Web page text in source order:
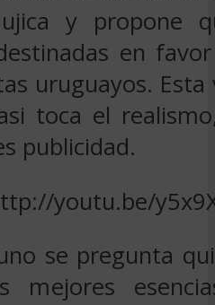
y propone
en
uruguayos. Esta
toca el
publicidad.
youtu.be/
se pregunta
mejores